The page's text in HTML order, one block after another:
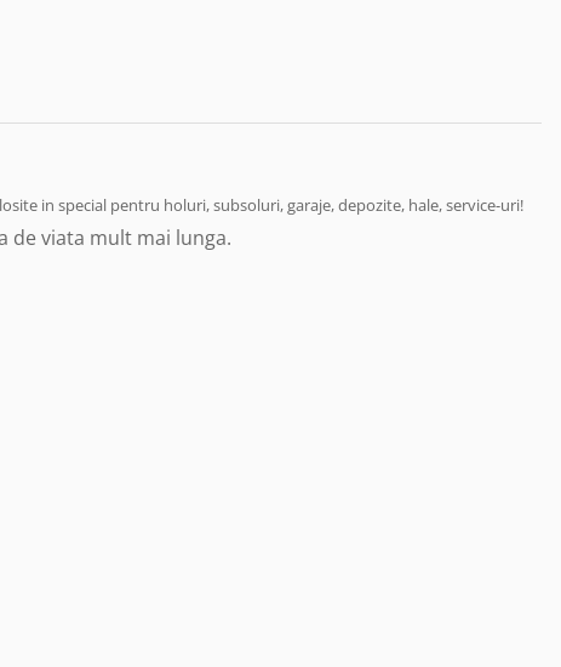
in special pentru holuri, subsoluri, garaje, depozite, hale, service-uri!
de viata mult mai lunga.